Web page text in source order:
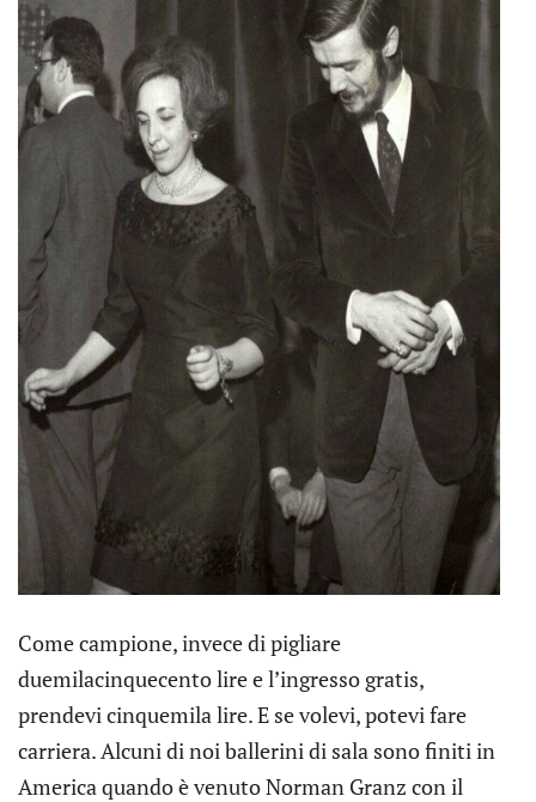
Come campione, invece di pigliare
duemilacinquecento lire e l’ingresso gratis,
prendevi cinquemila lire. E se volevi, potevi fare
carriera. Alcuni di noi ballerini di sala sono finiti in
America quando è venuto Norman Granz con il